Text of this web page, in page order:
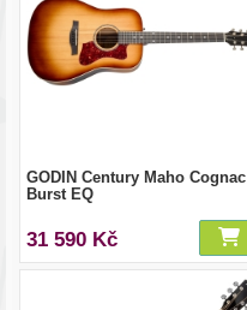
GODIN Century Maho Cognac
Burst EQ
31 590 Kč